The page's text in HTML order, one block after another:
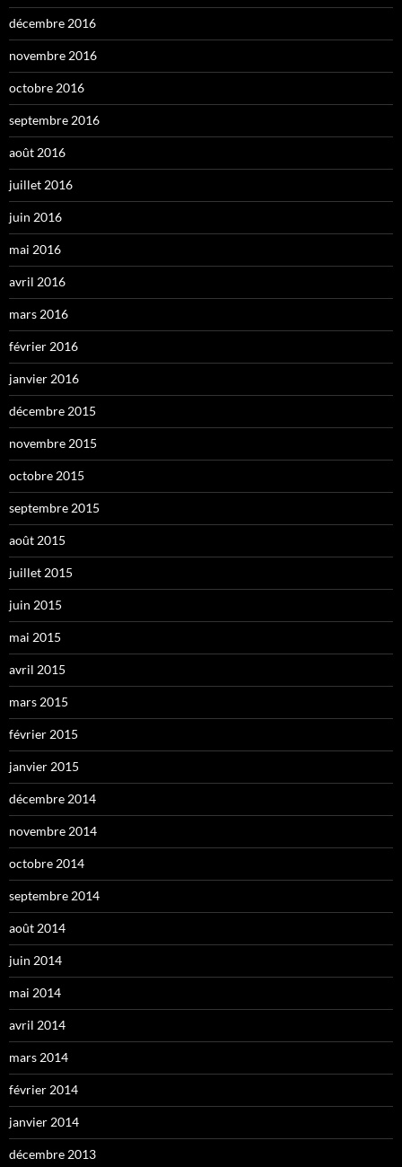
décembre 2016
novembre 2016
octobre 2016
septembre 2016
août 2016
juillet 2016
juin 2016
mai 2016
avril 2016
mars 2016
février 2016
janvier 2016
décembre 2015
novembre 2015
octobre 2015
septembre 2015
août 2015
juillet 2015
juin 2015
mai 2015
avril 2015
mars 2015
février 2015
janvier 2015
décembre 2014
novembre 2014
octobre 2014
septembre 2014
août 2014
juin 2014
mai 2014
avril 2014
mars 2014
février 2014
janvier 2014
décembre 2013